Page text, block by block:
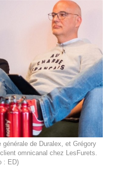
de Duralex, et Grégory
omnicanal chez LesFurets.
: ED)